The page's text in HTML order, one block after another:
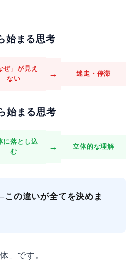
始まる思考
ぜ」が見え
ない
→ 迷走・停滞
始まる思考
に落とし込
む
→ 立体的な理解
の違いが全てを決めま
」です。